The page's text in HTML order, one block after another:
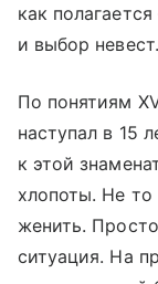
как
и выбор невест.
По понятиям
наступал в 15
к этой
хлопоты. Не
женить.
ситуация. На